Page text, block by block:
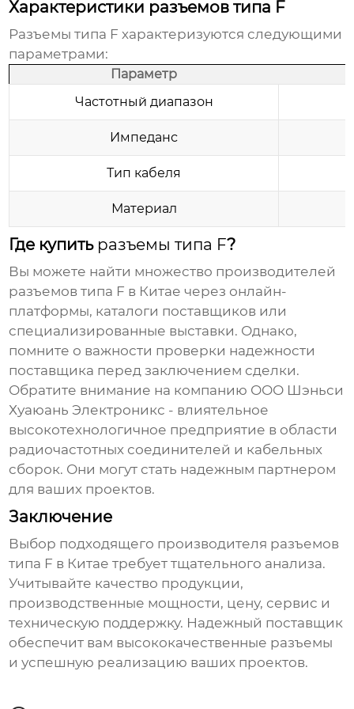
Характеристики разъемов типа F
Разъемы типа F характеризуются следующими
параметрами:
Параметр
Частотный диапазон
Импеданс
Тип кабеля
Материал
Где купить разъемы типа F?
Вы можете найти множество производителей
разъемов типа F в Китае через онлайн-
платформы, каталоги поставщиков или
специализированные выставки. Однако,
помните о важности проверки надежности
поставщика перед заключением сделки.
Обратите внимание на компанию ООО Шэньси
Хуаюань Электроникс - влиятельное
высокотехнологичное предприятие в области
радиочастотных соединителей и кабельных
сборок. Они могут стать надежным партнером
для ваших проектов.
Заключение
Выбор подходящего производителя разъемов
типа F в Китае требует тщательного анализа.
Учитывайте качество продукции,
производственные мощности, цену, сервис и
техническую поддержку. Надежный поставщик
обеспечит вам высококачественные разъемы
и успешную реализацию ваших проектов.